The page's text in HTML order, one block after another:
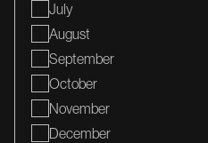
July
August
September
October
November
December